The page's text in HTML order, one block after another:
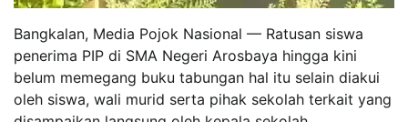
Bangkalan, Media Pojok Nasional — Ratusan siswa
penerima PIP di SMA Negeri Arosbaya hingga kini
belum memegang buku tabungan hal itu selain diakui
oleh siswa, wali murid serta pihak sekolah terkait yang